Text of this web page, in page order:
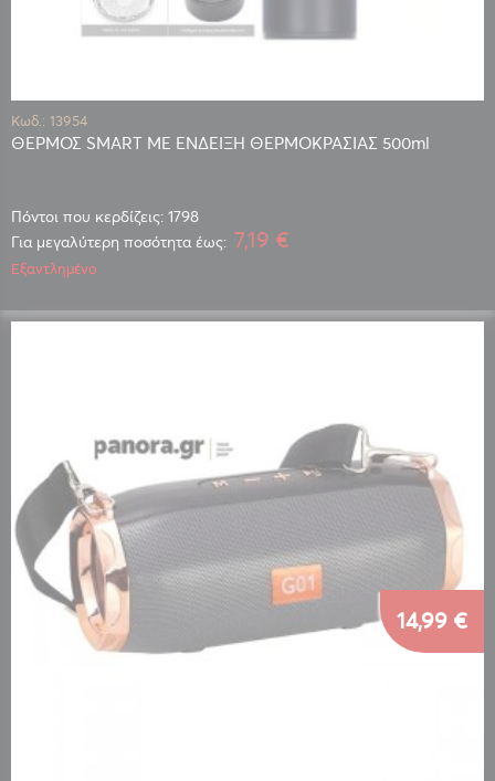
Κωδ.: 13954
ΘΕΡΜΟΣ SMART ΜΕ ΕΝΔΕΙΞΗ ΘΕΡΜΟΚΡΑΣΙΑΣ 500ml
Πόντοι που κερδίζεις: 1798
Για μεγαλύτερη ποσότητα έως: 7,19 €
Εξαντλημένο
14,99 €